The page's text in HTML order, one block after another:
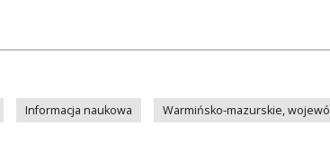
Informacja naukowa Warmińsko-mazurskie,